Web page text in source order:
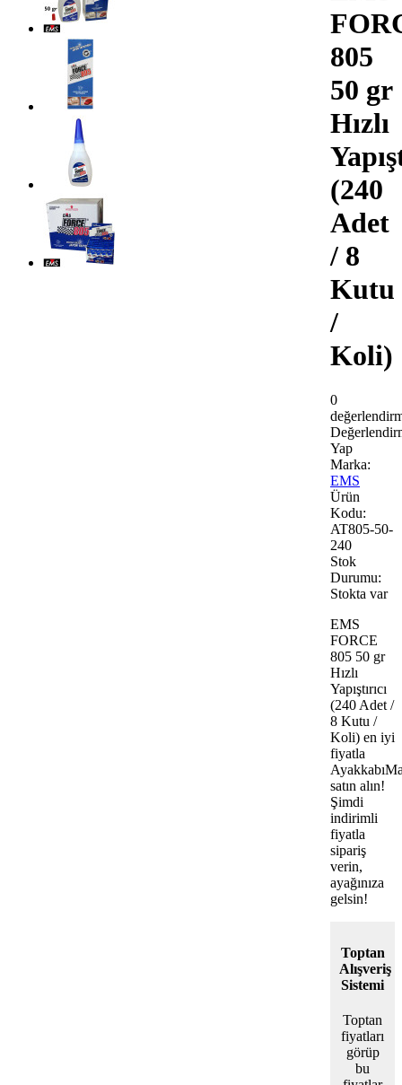
805
50 gr
Hızlı
(240
Adet
/ 8
Kutu
/
Koli)
0
Yap
Marka:
EMS
Ürün
Kodu:
AT805-50-
240
Stok
Durumu:
Stokta var
EMS
FORCE
805 50 gr
Hızlı
Yapıştırıcı
(240 Adet /
8 Kutu /
Koli) en iyi
fiyatla
satın alın!
Şimdi
indirimli
fiyatla
sipariş
verin,
ayağınıza
gelsin!
Toptan
Alışveriş
Sistemi
Toptan
fiyatları
görüp
bu